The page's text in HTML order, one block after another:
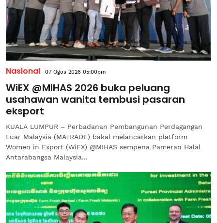
Nasional 07 Ogos 2026 05:00pm
WiEX @MIHAS 2026 buka peluang
usahawan wanita tembusi pasaran
eksport
KUALA LUMPUR – Perbadanan Pembangunan Perdagangan
Luar Malaysia (MATRADE) bakal melancarkan platform
Women in Export (WiEX) @MIHAS sempena Pameran Halal
Antarabangsa Malaysia...